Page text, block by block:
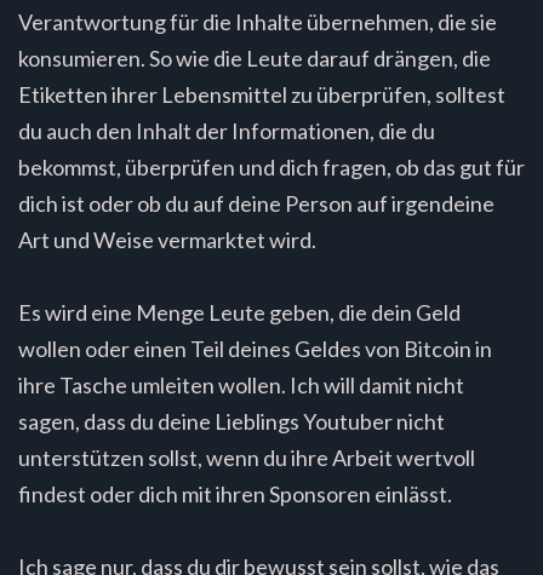
Verantwortung für die Inhalte übernehmen, die sie
konsumieren. So wie die Leute darauf drängen, die
Etiketten ihrer Lebensmittel zu überprüfen, solltest
du auch den Inhalt der Informationen, die du
bekommst, überprüfen und dich fragen, ob das gut für
dich ist oder ob du auf deine Person auf irgendeine
Art und Weise vermarktet wird.
Es wird eine Menge Leute geben, die dein Geld
wollen oder einen Teil deines Geldes von Bitcoin in
ihre Tasche umleiten wollen. Ich will damit nicht
sagen, dass du deine Lieblings Youtuber nicht
unterstützen sollst, wenn du ihre Arbeit wertvoll
findest oder dich mit ihren Sponsoren einlässt.
Ich sage nur, dass du dir bewusst sein sollst, wie das